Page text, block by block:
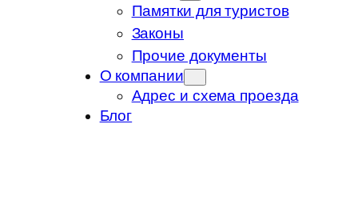
Памятки для туристов
Законы
Прочие документы
О компании
Адрес и схема проезда
Блог